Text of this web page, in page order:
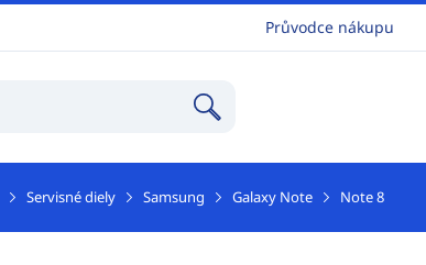
Průvodce nákupu
Servisné diely Samsung Galaxy Note Note 8